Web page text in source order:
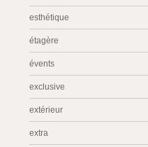
esthétique
étagère
évents
exclusive
extérieur
extra